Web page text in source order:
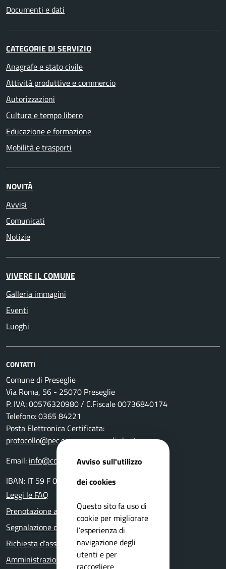
Documenti e dati
CATEGORIE DI SERVIZIO
Anagrafe e stato civile
Attività produttive e commercio
Autorizzazioni
Cultura e tempo libero
Educazione e formazione
Mobilità e trasporti
NOVITÀ
Avvisi
Comunicati
Notizie
VIVERE IL COMUNE
Galleria immagini
Eventi
Luoghi
CONTATTI
Comune di Preseglie
Via Roma, 56 - 25070 Preseglie
P. IVA: 00576320980 / C.Fiscale 00736840174
Telefono: 0365 84221
Posta Elettronica Certificata:
protocollo@pec.comune.preseglie.bs.it
Email: info@comune.preseglie.bs.it
IBAN: IT 59 F 03599 01800 000000132251
Leggi le FAQ
Prenotazione appuntamento
Segnalazione disservizio
Richiesta d'assistenza
Amministrazione trasparente
Avviso sull'utilizzo
dei cookies
Questo sito fa uso di
cookie per migliorare
l’esperienza di
navigazione degli
utenti e per
raccogliere